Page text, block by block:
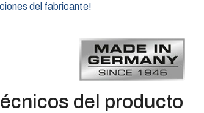
del fabricante!
del producto